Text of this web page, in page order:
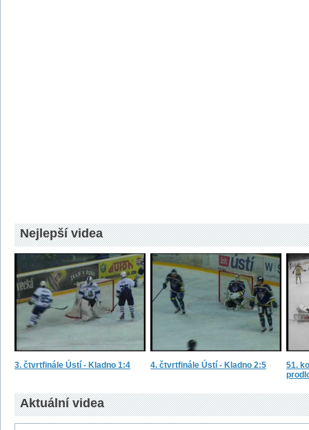
Nejlepší videa
3. čtvrtfinále Ústí - Kladno 1:4 4. čtvrtfinále Ústí - Kladno 2:5
51.
Aktuální videa